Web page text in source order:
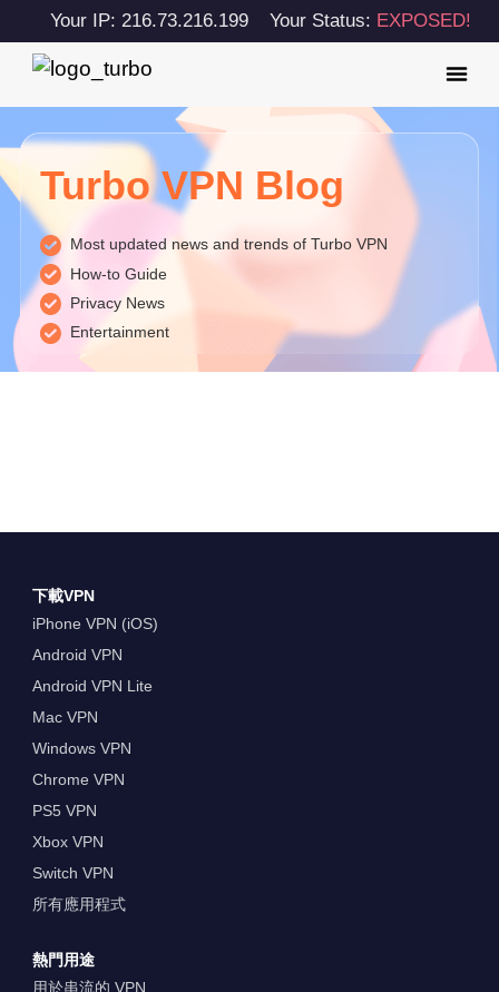
Your IP: 216.73.216.199 Your Status: EXPOSED!
Turbo VPN Blog
Most updated news and trends of Turbo VPN
How-to Guide
Privacy News
Entertainment
下載VPN
iPhone VPN (iOS)
Android VPN
Android VPN Lite
Mac VPN
Windows VPN
Chrome VPN
PS5 VPN
Xbox VPN
Switch VPN
所有應用程式
熱門用途
用於串流的 VPN